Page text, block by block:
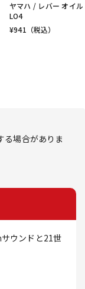
ヤマハ / レバー オイル
LO4
¥941 （税込）
る場合がありま
ウンドと21世